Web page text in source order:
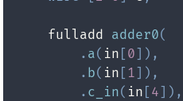
    fulladd
adder0(
. a( in [ 0] ) ,
. b( in [ 1] ) ,
. c_in( in [ 4] ) ,